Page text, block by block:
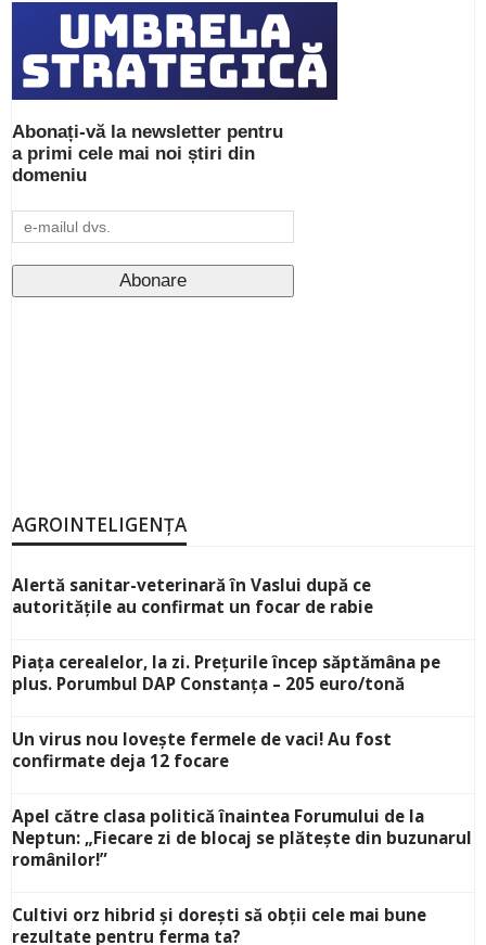
Abonați-vă la newsletter pentru
a primi cele mai noi știri din
domeniu
AGROINTELIGENȚA
Alertă sanitar-veterinară în Vaslui după ce
autoritățile au confirmat un focar de rabie
Piața cerealelor, la zi. Prețurile încep săptămâna pe
plus. Porumbul DAP Constanța – 205 euro/tonă
Un virus nou lovește fermele de vaci! Au fost
confirmate deja 12 focare
Apel către clasa politică înaintea Forumului de la
Neptun: „Fiecare zi de blocaj se plătește din buzunarul
românilor!”
Cultivi orz hibrid și dorești să obții cele mai bune
rezultate pentru ferma ta?